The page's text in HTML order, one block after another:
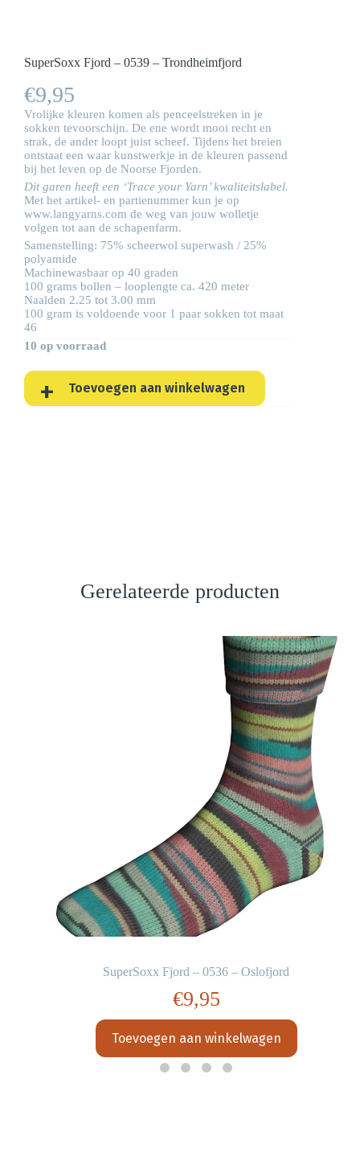
SuperSoxx Fjord – 0539 – Trondheimfjord
€9,95
Vrolijke kleuren komen als penceelstreken in je
sokken tevoorschijn. De ene wordt mooi recht en
strak, de ander loopt juist scheef. Tijdens het breien
ontstaat een waar kunstwerkje in de kleuren passend
bij het leven op de Noorse Fjorden.
Dit garen heeft een ‘Trace your Yarn’ kwaliteitslabel.
Met het artikel- en partienummer kun je op
www.langyarns.com de weg van jouw wolletje
volgen tot aan de schapenfarm.
Samenstelling: 75% scheerwol superwash / 25%
polyamide
Machinewasbaar op 40 graden
100 grams bollen – looplengte ca. 420 meter
Naalden 2.25 tot 3.00 mm
100 gram is voldoende voor 1 paar sokken tot maat
46
10 op voorraad
Toevoegen aan winkelwagen
Gerelateerde producten
SuperSoxx Fjord – 0536 – Oslofjord
€9,95
Toevoegen aan winkelwagen